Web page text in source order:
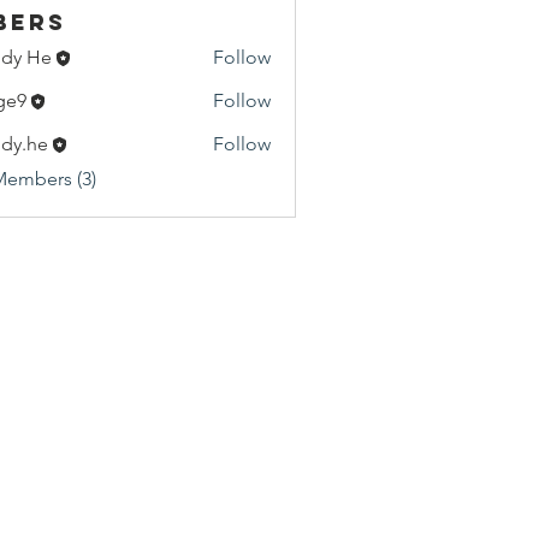
He
Follow
Follow
Follow
(3)